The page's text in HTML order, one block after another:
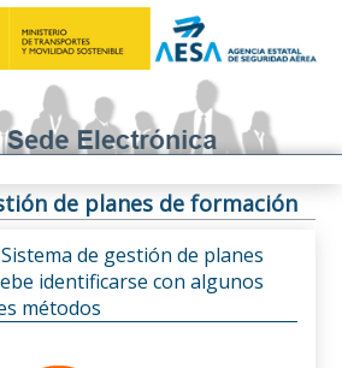
de planes de formación
de gestión de planes
identificarse con algunos
métodos